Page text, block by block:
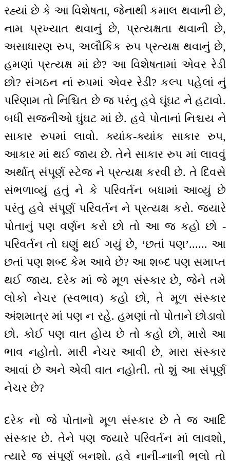
રહ્યાં છે કે આ વિશેષતા, જેનાથી કમાલ થવાની છે,
નામ પ્રખ્યાત થવાનું છે, પ્રત્યક્ષતા થવાની છે,
અસાધારણ રુપ, અલૌકિક રુપ પ્રત્યક્ષ થવાનું છે,
હમણાં પ્રત્યક્ષ માં છે? આ વિશેષતામાં એવર રેડી
છો? સંગઠન નાં રુપમાં એવર રેડી? કલ્પ પહેલાં નું
પરિણામ તો નિશ્ચિત છે જ પરંતુ હવે ઘૂંઘટ ને હટાવો.
બધી સજનીઓ ઘુંઘટ માં છે. હવે પોતાનાં નિશ્ચય ને
સાકાર રુપમાં લાવો. ક્યાંક-ક્યાંક સાકાર રુપ,
આકાર માં થઈ જાય છે. તેને સાકાર રુપ માં લાવવું
અર્થાત્ સંપૂર્ણ સ્ટેજ ને પ્રત્યક્ષ કરવી છે. તે દિવસે
સંભળાવ્યું હતું ને કે પરિવર્તન બધામાં આવ્યું છે
પરંતુ હવે સંપૂર્ણ પરિવર્તન ને પ્રત્યક્ષ કરો. જ્યારે
પોતાનું પણ વર્ણન કરો છો તો આ જ કહો છો -
પરિવર્તન તો ઘણું થઈ ગયું છે, ‘છતાં પણ’...... આ
છતાં પણ શબ્દ કેમ આવે છે? આ શબ્દ પણ સમાપ્ત
થઈ જાય. દરેક માં જે મૂળ સંસ્કાર છે, જેને તમે
લોકો નેચર (સ્વભાવ) કહો છો, તે મૂળ સંસ્કાર
અંશમાત્ર માં પણ ન રહે. હમણાં તો પોતાને છોડાવો
છો. કોઈ પણ વાત હોય છે તો કહો છો, મારો આ
ભાવ નહોતો. મારી નેચર આવી છે, મારા સંસ્કાર
આવાં છે અને એવી વાત નહોતી. તો શું આ સંપૂર્ણ
નેચર છે?
દરેક નો જે પોતાનો મૂળ સંસ્કાર છે તે જ આદિ
સંસ્કાર છે. તેને પણ જ્યારે પરિવર્તન માં લાવશો,
ત્યારે જ સંપૂર્ણ બનશો. હવે નાની-નાની ભૂલો તો